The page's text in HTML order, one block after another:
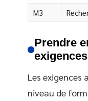
M3
Prendre
Les exigences
niveau de